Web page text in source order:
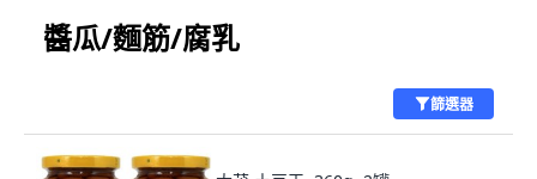
醬瓜/麵筋/腐乳
篩選器